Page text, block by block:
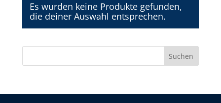
Es wurden keine Produkte gefunden,
die deiner Auswahl entsprechen.